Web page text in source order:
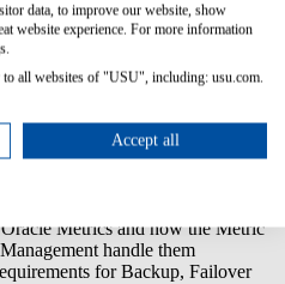
collect and process the software
products, with focus on Oracle
types and Contract types and
Metrics and how the Metric
handle them
for Backup, Failover
data, to improve our website, show
website experience. For more information
all websites of "USU", including: usu.com.
Accept all